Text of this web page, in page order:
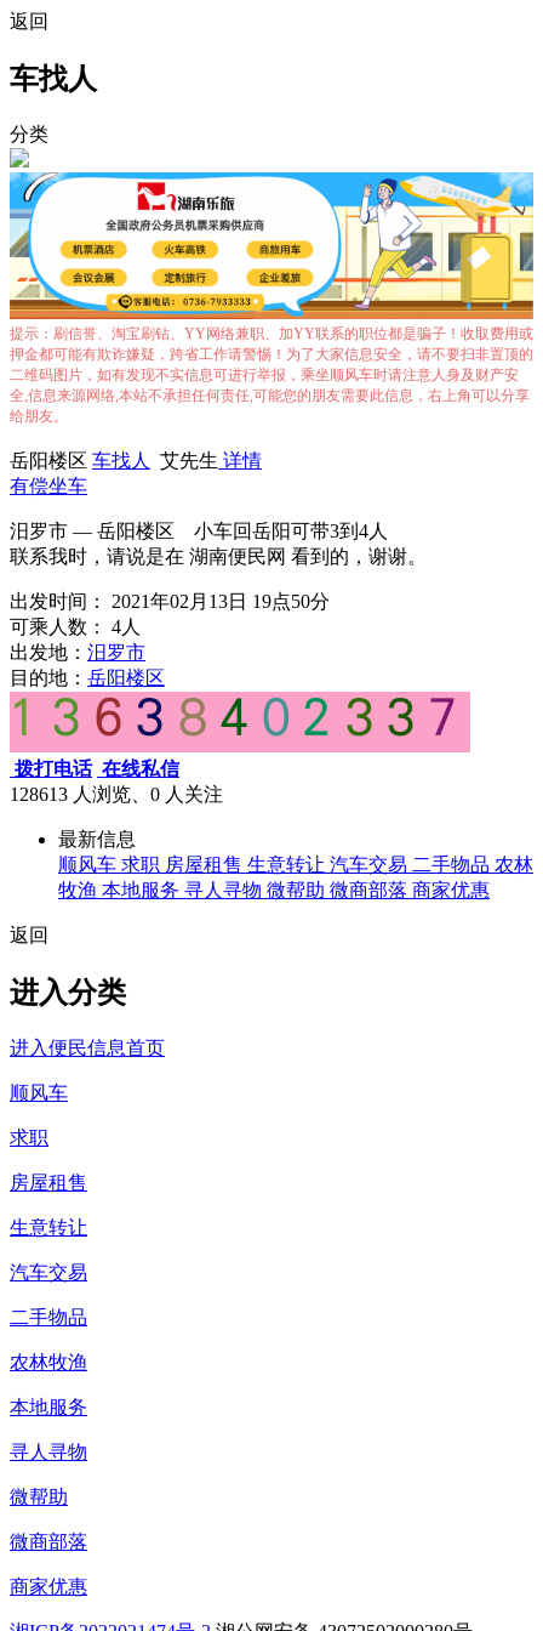
返回
车找人
分类
提示：刷信誉、淘宝刷钻、YY网络兼职、加YY联系的职位都是骗子！收取费用或
押金都可能有欺诈嫌疑，跨省工作请警惕！为了大家信息安全，请不要扫非置顶的
二维码图片，如有发现不实信息可进行举报，乘坐顺风车时请注意人身及财产安
全,信息来源网络,本站不承担任何责任,可能您的朋友需要此信息，右上角可以分享
给朋友。
岳阳楼区 车找人 艾先生 详情
有偿坐车
汨罗市 — 岳阳楼区 小车回岳阳可带3到4人
联系我时，请说是在 湖南便民网 看到的，谢谢。
出发时间：
2021年02月13日 19点50分
可乘人数：
4人
出发地： 汨罗市
目的地： 岳阳楼区
拨打电话 在线私信
128613 人浏览、0 人关注
最新信息
顺风车 求职 房屋租售 生意转让 汽车交易 二手物品 农林
牧渔 本地服务 寻人寻物 微帮助 微商部落 商家优惠
返回
进入分类
进入便民信息首页
顺风车
求职
房屋租售
生意转让
汽车交易
二手物品
农林牧渔
本地服务
寻人寻物
微帮助
微商部落
商家优惠